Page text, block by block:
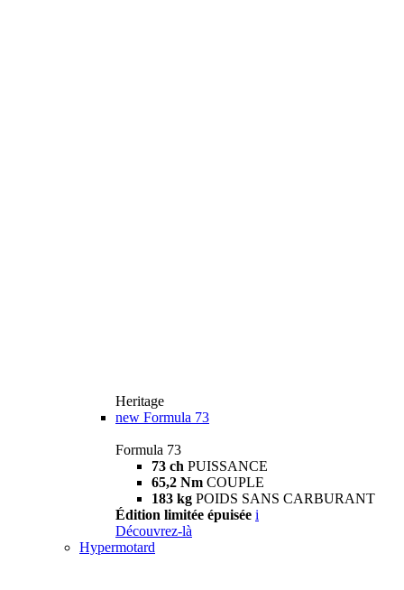
Heritage
new Formula 73
Formula 73
73 ch PUISSANCE
65,2 Nm COUPLE
183 kg POIDS SANS CARBURANT
Édition limitée épuisée i
Découvrez-là
Hypermotard